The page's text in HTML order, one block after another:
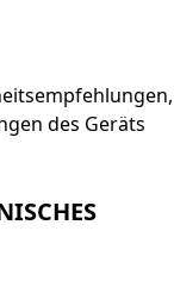
des Geräts